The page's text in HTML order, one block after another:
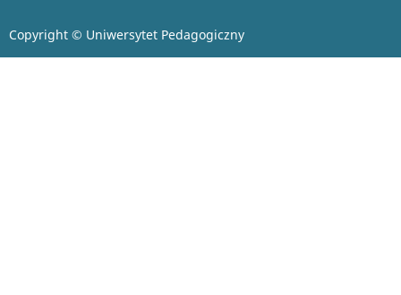
Copyright © Uniwersytet Pedagogiczny